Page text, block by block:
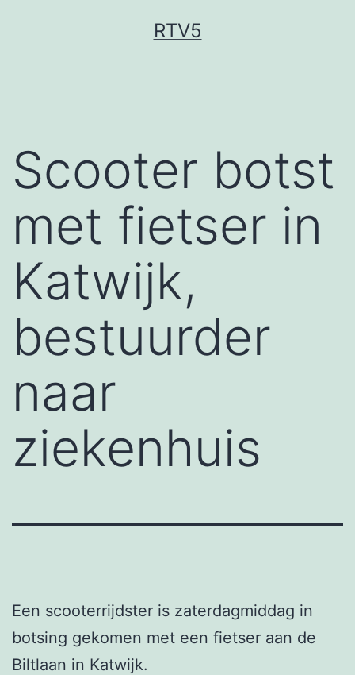
RTV5
Scooter botst
met fietser in
Katwijk,
bestuurder
naar
ziekenhuis
Een scooterrijdster is zaterdagmiddag in
botsing gekomen met een fietser aan de
Biltlaan in Katwijk.